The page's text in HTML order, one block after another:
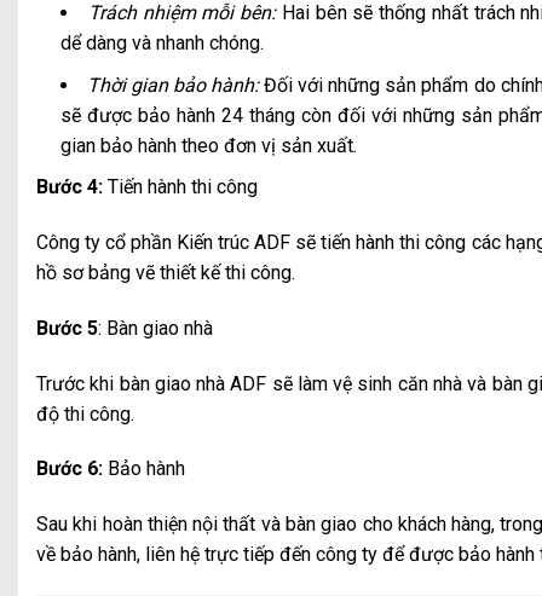
Trách nhiệm mỗi bên:Hai bên sẽ thống nhất trách
dể dàng và nhanh chóng.
Thời gian bảo hành:Đối với những sản phẩm do
sẽ được bảo hành 24 tháng còn đối với những sản
gian bảo hành theo đơn vị sản xuất.
Bước 4: Tiến hành thi công
Công ty cổ phần Kiến trúc ADF sẽ tiến hành thi công các
hồ sơ bảng vẽ thiết kế thi công.
Bước 5: Bàn giao nhà
Trước khi bàn giao nhà ADF sẽ làm vệ sinh căn nhà và bàn
độ thi công.
Bước 6: Bảo hành
Sau khi hoàn thiện nội thất và bàn giao cho khách hàng,
về bảo hành, liên hệ trực tiếp đến công ty để được bảo hành